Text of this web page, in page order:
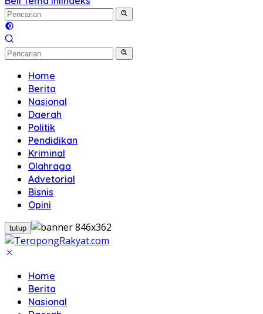
Home
Berita
Nasional
Daerah
Politik
Pendidikan
Kriminal
Olahraga
Advetorial
Bisnis
Opini
tutup
Home
Berita
Nasional